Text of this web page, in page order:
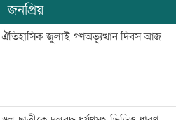
স্বেচ্ছাসেবী ফোরামের মাসব্যাপী আবৃত্তি
চিত্রাঙ্কন প্রতিযোগিতা
শাক ধুতে গিয়ে গৃহবধূর মৃত্যু
জনপ্রিয়
ঐতিহাসিক জুলাই গণঅভ্যুত্থান দিবস আজ